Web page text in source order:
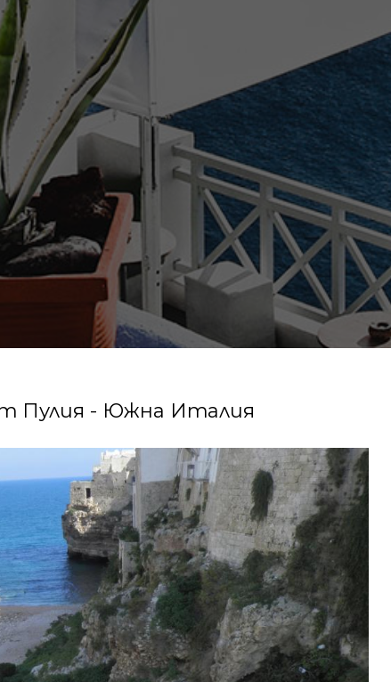
Пулия - Южна Италия